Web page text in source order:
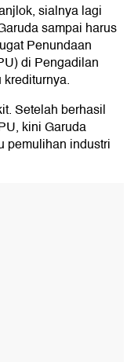
sialnya lagi
sampai harus
Penundaan
di Pengadilan
Setelah berhasil
kini Garuda
pemulihan industri